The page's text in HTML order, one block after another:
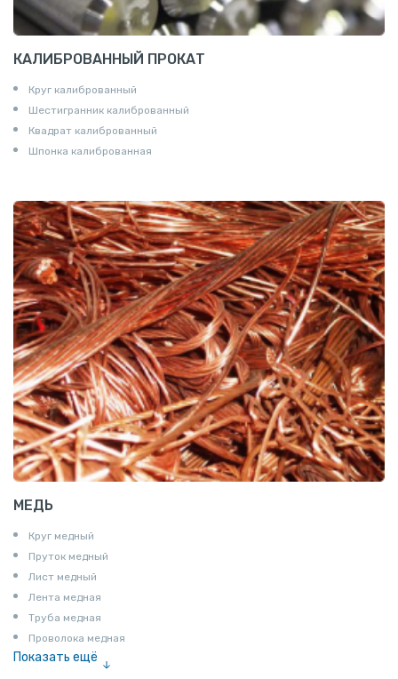
КАЛИБРОВАННЫЙ ПРОКАТ
Круг калиброванный
Шестигранник калиброванный
Квадрат калиброванный
Шпонка калиброванная
МЕДЬ
Круг медный
Пруток медный
Лист медный
Лента медная
Труба медная
Проволока медная
Показать ещё